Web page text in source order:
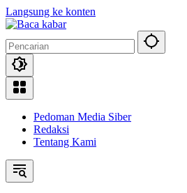
Langsung ke konten
Pedoman Media Siber
Redaksi
Tentang Kami